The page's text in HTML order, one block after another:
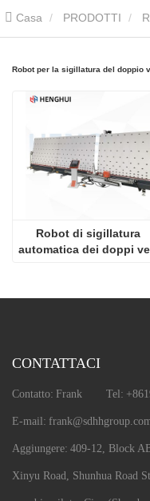
Casa PRODOTTI
Robot per la sigillatura del doppio
Robot di sigillatura
automatica dei doppi
CONTATTACI
Contatto: Frank Tel:
E-mail:
Aggiungere: 409-12, Block
Xinyu Road, Shunhua Road